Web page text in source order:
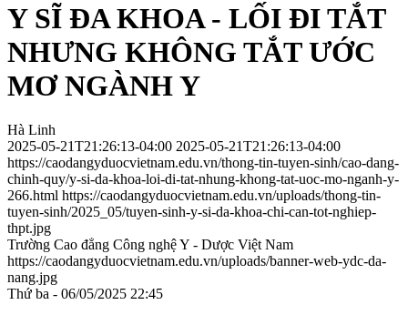
Y SĨ ĐA KHOA - LỐI ĐI TẮT
NHƯNG KHÔNG TẮT ƯỚC
MƠ NGÀNH Y
Hà Linh
2025-05-21T21:26:13-04:00 2025-05-21T21:26:13-04:00
https://caodangyduocvietnam.edu.vn/thong-tin-tuyen-sinh/cao-dang-
chinh-quy/y-si-da-khoa-loi-di-tat-nhung-khong-tat-uoc-mo-nganh-y-
266.html https://caodangyduocvietnam.edu.vn/uploads/thong-tin-
tuyen-sinh/2025_05/tuyen-sinh-y-si-da-khoa-chi-can-tot-nghiep-
thpt.jpg
Trường Cao đẳng Công nghệ Y - Dược Việt Nam
https://caodangyduocvietnam.edu.vn/uploads/banner-web-ydc-da-
nang.jpg
Thứ ba - 06/05/2025 22:45